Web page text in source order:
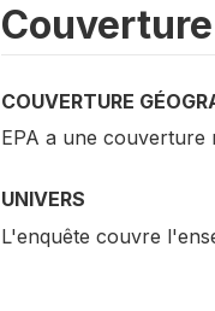
Couverture
COUVERTURE
EPA a une couverture
UNIVERS
L'enquête couvre